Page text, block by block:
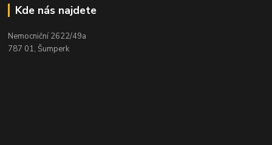
Kde nás najdete
Nemocniční 2622/49a
787 01, Šumperk